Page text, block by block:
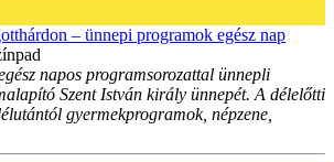
– ünnepi programok egész nap
napos programsorozattal ünnepli
Szent István király ünnepét. A délelőtti
gyermekprogramok, népzene,